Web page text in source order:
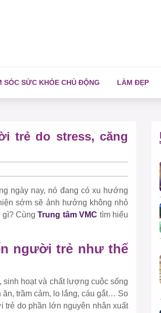
SÓC SỨC KHỎE CHỦ ĐỘNG LÀM ĐẸP
trẻ do stress, căng
ngày nay, nó đang có xu hướng
sớm sẽ ảnh hưởng không nhỏ
gì? CùngTrung tâm VMC tìm hiểu
người trẻ như thế
hoạt và chất lượng cuộc sống
ăn, trầm cảm, lo lắng, cáu gắt… So
do phần lớn nguyên nhân xuất